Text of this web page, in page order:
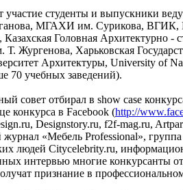
студенты и выпускники
МГАХИ им. Сурикова,
Головная Архитектурно -
Жургенова, Харьковская
Архитектуры, University of
70 учебных заведений).
совет отбирал в show case
конкурса в Facebook (http://
Designstory.ru, f2f-mag.ru,
«Мебель Professional»,
людей Citycelebrity.ru,
интервью многие конкурсанты
признание в